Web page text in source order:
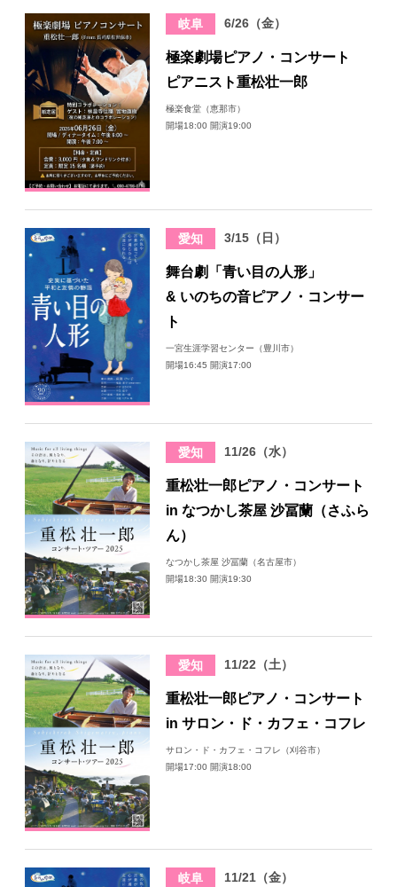
岐阜 6/26（金）
極楽劇場ピアノ・コンサート
ピアニスト重松壮一郎
極楽食堂（恵那市）
開場18:00 開演19:00
愛知 3/15（日）
舞台劇「青い目の人形」
& いのちの音ピアノ・コンサー
ト
一宮生涯学習センター（豊川市）
開場16:45 開演17:00
愛知 11/26（水）
重松壮一郎ピアノ・コンサート
in なつかし茶屋 沙冨蘭（さふら
ん）
なつかし茶屋 沙冨蘭（名古屋市）
開場18:30 開演19:30
愛知 11/22（土）
重松壮一郎ピアノ・コンサート
in サロン・ド・カフェ・コフレ
サロン・ド・カフェ・コフレ（刈谷市）
開場17:00 開演18:00
岐阜 11/21（金）